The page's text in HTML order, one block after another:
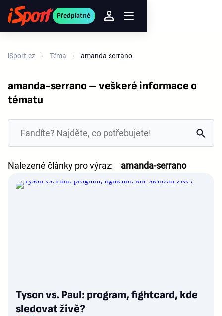
Předplatné
iSport.cz Téma amanda-serrano
amanda-serrano – veškeré informace o
tématu
Nalezené články pro výraz: amanda-serrano
Tyson vs. Paul: program, fightcard, kde
sledovat živě?